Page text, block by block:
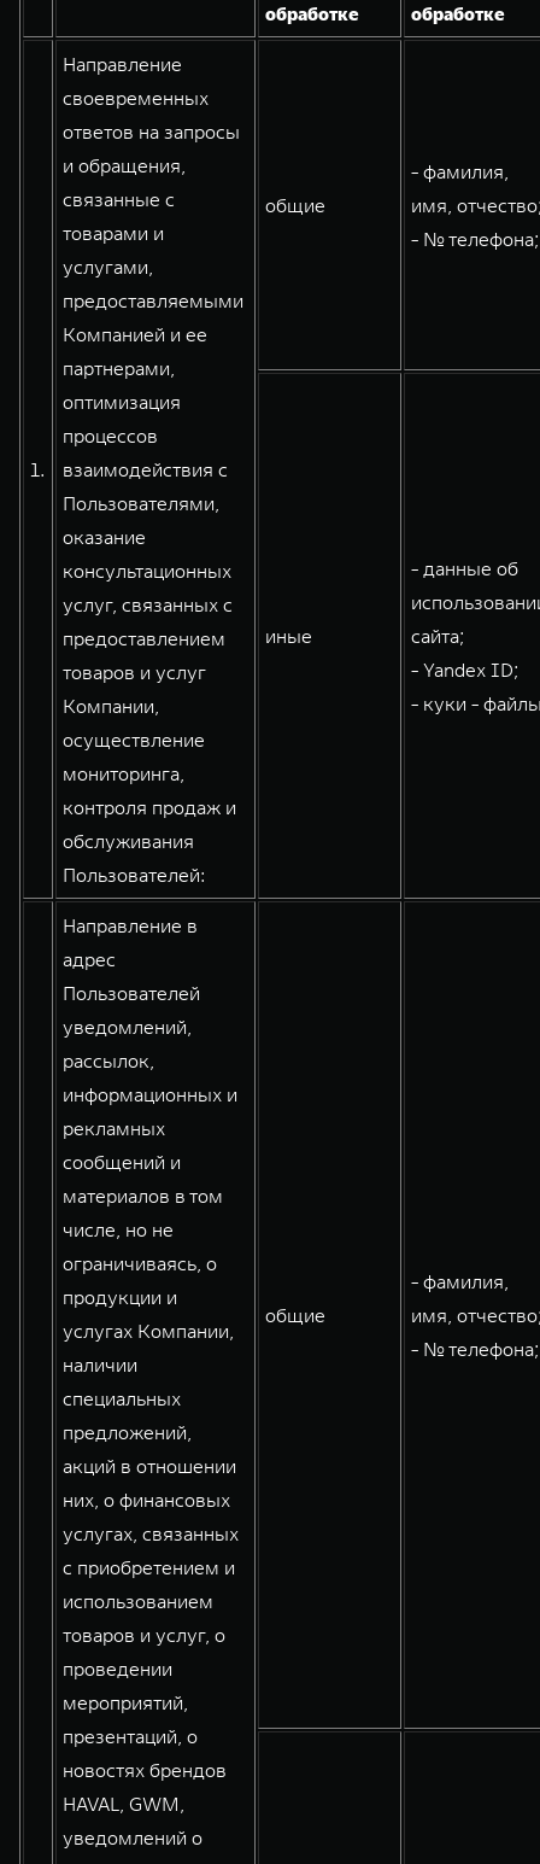
WEY 07
Расширяя границы комфорта
от 6 149 000 ₽
WEY 05
WEY 80
Масштаб возможностей
от 6 449 000 ₽
обработке
обработке
1.
Направление
своевременных
ответов на запросы
и обращения,
связанные с
товарами и
услугами,
предоставляемыми
Компанией и ее
партнерами,
оптимизация
процессов
взаимодействия с
Пользователями,
оказание
консультационных
услуг, связанных с
предоставлением
товаров и услуг
Компании,
осуществление
мониторинга,
контроля продаж и
обслуживания
Пользователей:
общие
- фамилия,
имя,
- № телефона;
иные
- данные об
сайта;
- Yandex ID;
- куки -
Направление в
адрес
Пользователей
уведомлений,
рассылок,
информационных и
рекламных
сообщений и
материалов в том
числе, но не
ограничиваясь, о
продукции и
услугах Компании,
наличии
специальных
предложений,
акций в отношении
них, о финансовых
услугах, связанных
с приобретением и
использованием
товаров и услуг, о
проведении
мероприятий,
презентаций, о
новостях брендов
HAVAL, GWM,
уведомлений о
общие
- фамилия,
имя,
- № телефона;